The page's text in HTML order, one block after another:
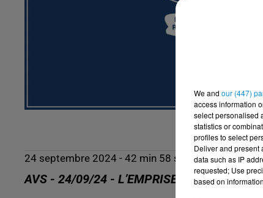
24 septembre 2024 - 42 min 58 sec
AVS - 24/09/24 - L’EMPRISE, COMMENT
We and our (447)
access information
select personalised
statistics or
profiles to select
Deliver and present
data such as IP
requested; Use
based on